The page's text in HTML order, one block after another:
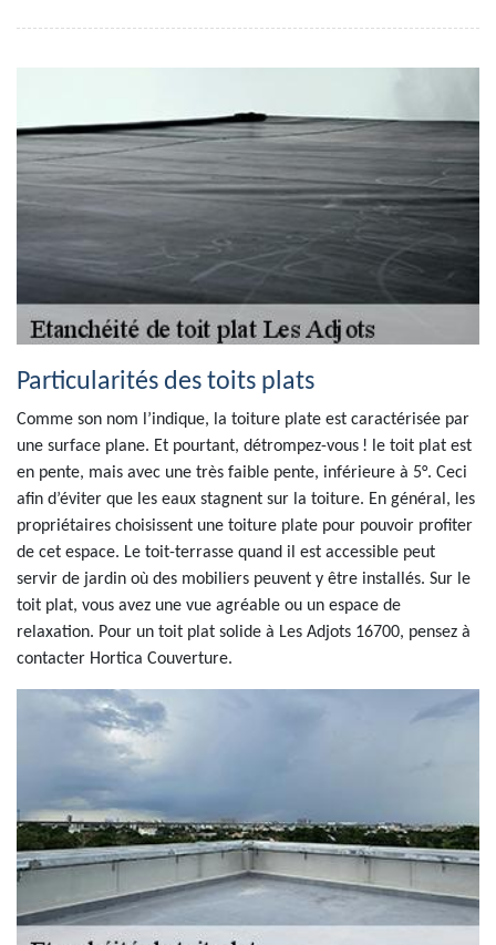
Particularités des toits plats
Comme son nom l’indique, la toiture plate est caractérisée par
une surface plane. Et pourtant, détrompez-vous ! le toit plat est
en pente, mais avec une très faible pente, inférieure à 5°. Ceci
afin d’éviter que les eaux stagnent sur la toiture. En général, les
propriétaires choisissent une toiture plate pour pouvoir profiter
de cet espace. Le toit-terrasse quand il est accessible peut
servir de jardin où des mobiliers peuvent y être installés. Sur le
toit plat, vous avez une vue agréable ou un espace de
relaxation. Pour un toit plat solide à Les Adjots 16700, pensez à
contacter Hortica Couverture.